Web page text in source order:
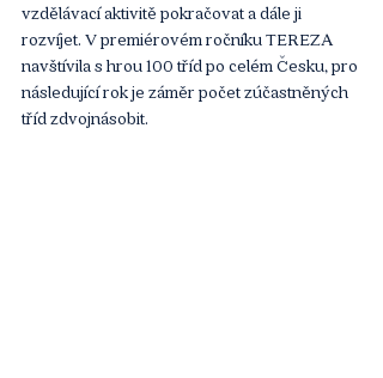
vzdělávací aktivitě pokračovat a dále ji
rozvíjet. V premiérovém ročníku TEREZA
navštívila s hrou 100 tříd po celém Česku, pro
následující rok je záměr počet zúčastněných
tříd zdvojnásobit.